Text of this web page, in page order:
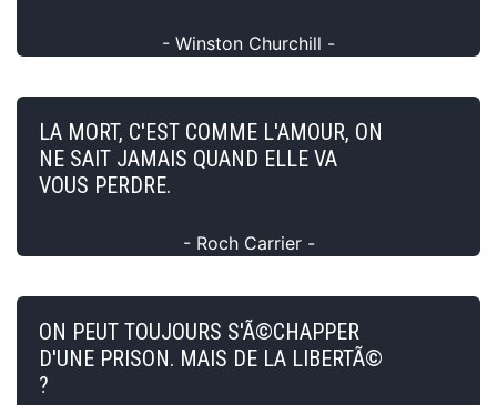
- Winston Churchill -
LA MORT, C'EST COMME L'AMOUR, ON
NE SAIT JAMAIS QUAND ELLE VA
VOUS PERDRE.
- Roch Carrier -
ON PEUT TOUJOURS S'Ã©CHAPPER
D'UNE PRISON. MAIS DE LA LIBERTÃ©
?